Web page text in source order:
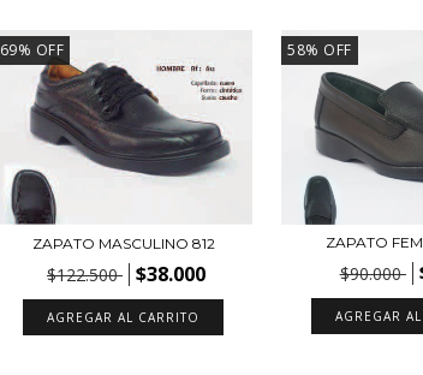
69% OFF
ZAPATO MASCULINO 812
$122.500 $38.000
AGREGAR AL CARRITO
58% OFF
ZAPATO
$90.000
AGREGAR